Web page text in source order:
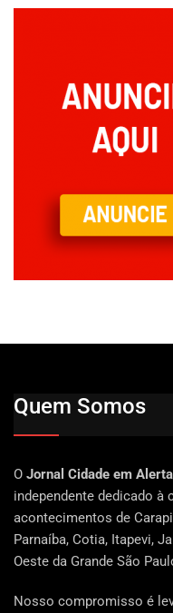
Quem Somos
O Jornal Cidade em Alerta
independente dedicado à
acontecimentos de
Parnaíba, Cotia, Itapevi,
Oeste da Grande São
Nosso compromisso é